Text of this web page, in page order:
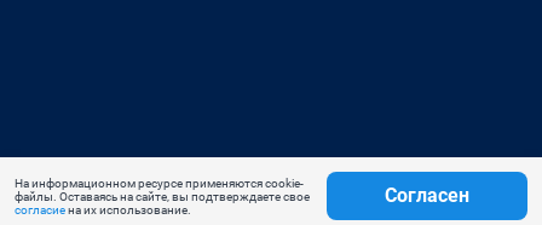
На информационном ресурсе применяются cookie-
файлы. Оставаясь на сайте, вы подтверждаете свое
согласиена их использование.
Согласен